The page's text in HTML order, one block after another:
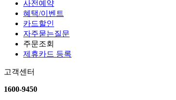
사전예약
혜택/이벤트
카드할인
자주묻는질문
주문조회
제휴카드 등록
고객센터
1600-9450